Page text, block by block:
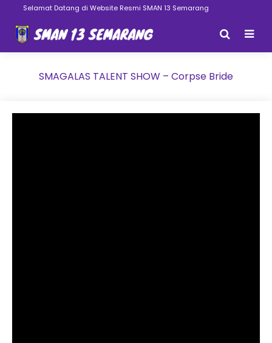
Selamat Datang di Website Resmi SMAN 13 Semarang
SMAGALAS TALENT SHOW – Corpse Bride